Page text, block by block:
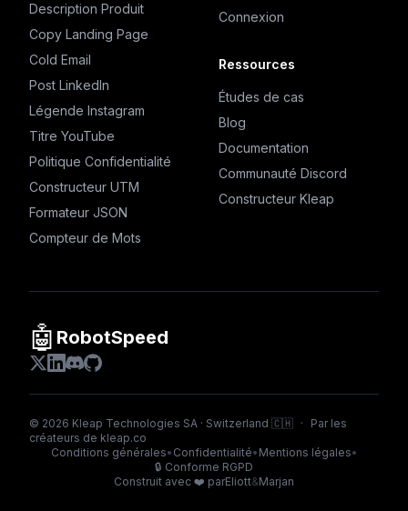
Description Produit
Copy Landing Page
Cold Email
Post LinkedIn
Légende Instagram
Titre YouTube
Politique Confidentialité
Constructeur UTM
Formateur JSON
Compteur de Mots
Connexion
Ressources
Études de cas
Blog
Documentation
Communauté Discord
Constructeur Kleap
🤖 RobotSpeed
© 2026 Kleap Technologies SA · Switzerland 🇨🇭 ·
Par les
créateurs de kleap.co
Conditions générales• Confidentialité• Mentions légales•
🔒 Conforme RGPD
Construit avec ❤️ parEliott&Marjan